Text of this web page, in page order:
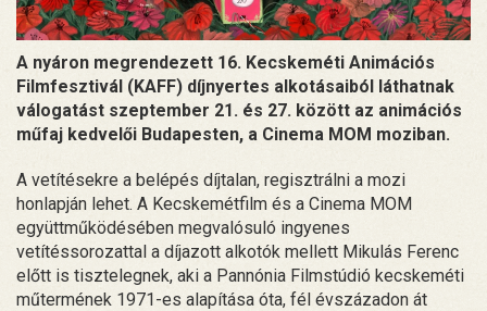
A nyáron megrendezett 16. Kecskeméti Animációs
Filmfesztivál (KAFF) díjnyertes alkotásaiból láthatnak
válogatást szeptember 21. és 27. között az animációs
műfaj kedvelői Budapesten, a Cinema MOM moziban.
A vetítésekre a belépés díjtalan, regisztrálni a mozi
honlapján lehet. A Kecskemétfilm és a Cinema MOM
együttműködésében megvalósuló ingyenes
vetítéssorozattal a díjazott alkotók mellett Mikulás Ferenc
előtt is tisztelegnek, aki a Pannónia Filmstúdió kecskeméti
műtermének 1971-es alapítása óta, fél évszázadon át